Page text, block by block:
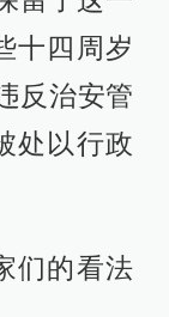
十四周岁
反治安管
处以行政
们的看法